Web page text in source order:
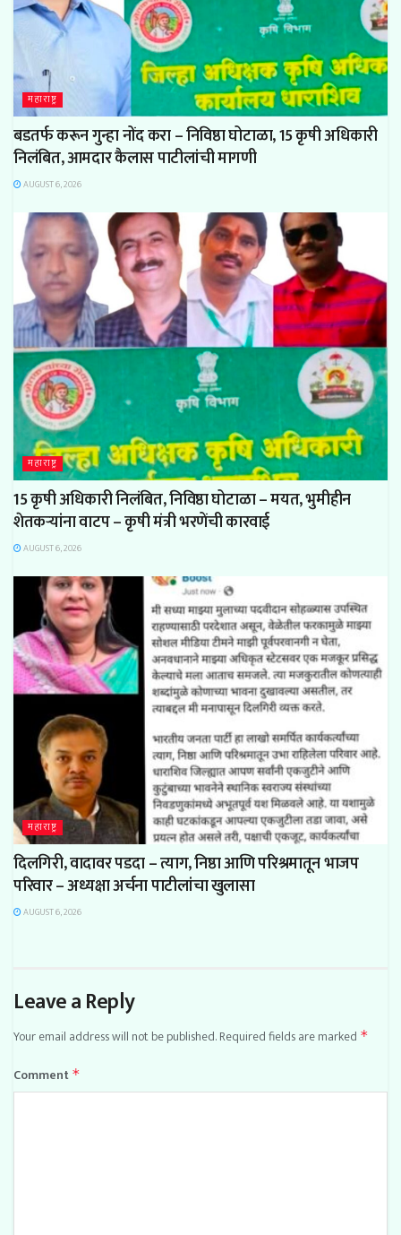
महाराष्ट्र
बडतर्फ करून गुन्हा नोंद करा – निविष्ठा घोटाळा, 15 कृषी अधिकारी
निलंबित, आमदार कैलास पाटीलांची मागणी
AUGUST 6, 2026
महाराष्ट्र
15 कृषी अधिकारी निलंबित, निविष्ठा घोटाळा – मयत, भुमीहीन
शेतकऱ्यांना वाटप – कृषी मंत्री भरणेंची कारवाई
AUGUST 6, 2026
महाराष्ट्र
दिलगिरी, वादावर पडदा – त्याग, निष्ठा आणि परिश्रमातून भाजप
परिवार – अध्यक्षा अर्चना पाटीलांचा खुलासा
AUGUST 6, 2026
Leave a Reply
Your email address will not be published.Required fields are marked *
Comment *